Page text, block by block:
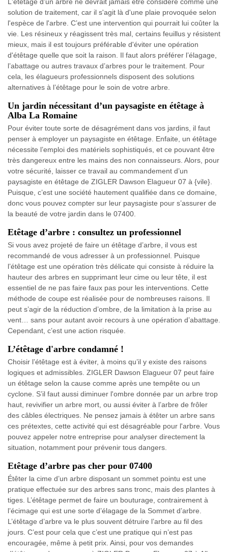
L'étêtage d'un arbre ne devrait jamais être considéré comme une
solution de traitement, car il s'agit là d'une plaie provoquée selon
l'espèce de l'arbre. C’est une intervention qui pourrait lui coûter la
vie. Les résineux y réagissent très mal, certains feuillus y résistent
mieux, mais il est toujours préférable d'éviter une opération
d'étêtage quelle que soit la raison. Il faut alors préférer l’élagage,
l’abattage ou autres travaux d’arbres pour le traitement. Pour
cela, les élagueurs professionnels disposent des solutions
alternatives à l’étêtage pour le soin de votre arbre.
Un jardin nécessitant d’un paysagiste en étêtage à
Alba La Romaine
Pour éviter toute sorte de désagrément dans vos jardins, il faut
penser à employer un paysagiste en étêtage. Enfaite, un étêtage
nécessite l’emploi des matériels sophistiqués, et ce pouvant être
très dangereux entre les mains des non connaisseurs. Alors, pour
votre sécurité, laisser ce travail au commandement d’un
paysagiste en étêtage de ZIGLER Dawson Elagueur 07 à {vile}.
Puisque, c’est une société hautement qualifiée dans ce domaine,
donc vous pouvez compter sur leur paysagiste pour s’assurer de
la beauté de votre jardin dans le 07400.
Etêtage d’arbre : consultez un professionnel
Si vous avez projeté de faire un étêtage d’arbre, il vous est
recommandé de vous adresser à un professionnel. Puisque
l’étêtage est une opération très délicate qui consiste à réduire la
hauteur des arbres en supprimant leur cime ou leur tête, il est
essentiel de ne pas faire faux pas pour les interventions. Cette
méthode de coupe est réalisée pour de nombreuses raisons. Il
peut s’agir de la réduction d’ombre, de la limitation à la prise au
vent… sans pour autant avoir recours à une opération d’abattage.
Cependant, c’est une action risquée.
L’étêtage d'arbre condamné !
Choisir l’étêtage est à éviter, à moins qu’il y existe des raisons
logiques et admissibles. ZIGLER Dawson Elagueur 07 peut faire
un étêtage selon la cause comme après une tempête ou un
cyclone. S’il faut aussi diminuer l'ombre donnée par un arbre trop
haut, revivifier un arbre mort, ou aussi éviter à l’arbre de frôler
des câbles électriques. Ne pensez jamais à étêter un arbre sans
ces prétextes, cette activité qui est désagréable pour l'arbre. Vous
pouvez appeler notre entreprise pour analyser directement la
situation, notamment pour prévenir tous dangers.
Etêtage d’arbre pas cher pour 07400
Étêter la cime d’un arbre disposant un sommet pointu est une
pratique effectuée sur des arbres sans tronc, mais des plantes à
tiges. L’étêtage permet de faire un bouturage, contrairement à
l’écimage qui est une sorte d’élagage de la Sommet d’arbre.
L’étêtage d’arbre va le plus souvent détruire l’arbre au fil des
jours. C’est pour cela que c’est une pratique qui n’est pas
encouragée, même à petit prix. Ainsi, pour vos demandes